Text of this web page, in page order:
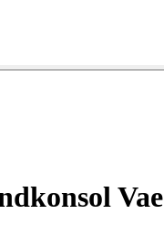
Vae